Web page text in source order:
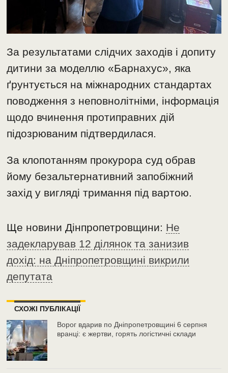
За результатами слідчих заходів і допиту
дитини за моделлю «Барнахус», яка
ґрунтується на міжнародних стандартах
поводження з неповнолітніми, інформація
щодо вчинення протиправних дій
підозрюваним підтвердилася.
За клопотанням прокурора суд обрав
йому безальтернативний запобіжний
захід у вигляді тримання під вартою.
Ще новини Дінпропетровщини: Не
задекларував 12 ділянок та занизив
дохід: на Дніпропетровщині викрили
депутата
СХОЖІ ПУБЛІКАЦІЇ
Ворог вдарив по Дніпропетровщині 6 серпня
вранці: є жертви, горять логістичні склади